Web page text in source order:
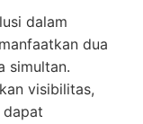
dalam
dua
simultan.
visibilitas,